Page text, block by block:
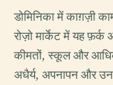
डोमिनिका में काग़ज़ी
रोज़ो मार्केट में यह
कीमतों, स्कूल और
अधैर्य, अपनापन और